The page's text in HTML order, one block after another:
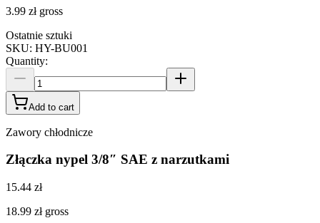
3.99 zł gross
Ostatnie sztuki
SKU: HY-BU001
Quantity:
Add to cart
Zawory chłodnicze
Złączka nypel 3/8″ SAE z narzutkami
15.44 zł
18.99 zł gross